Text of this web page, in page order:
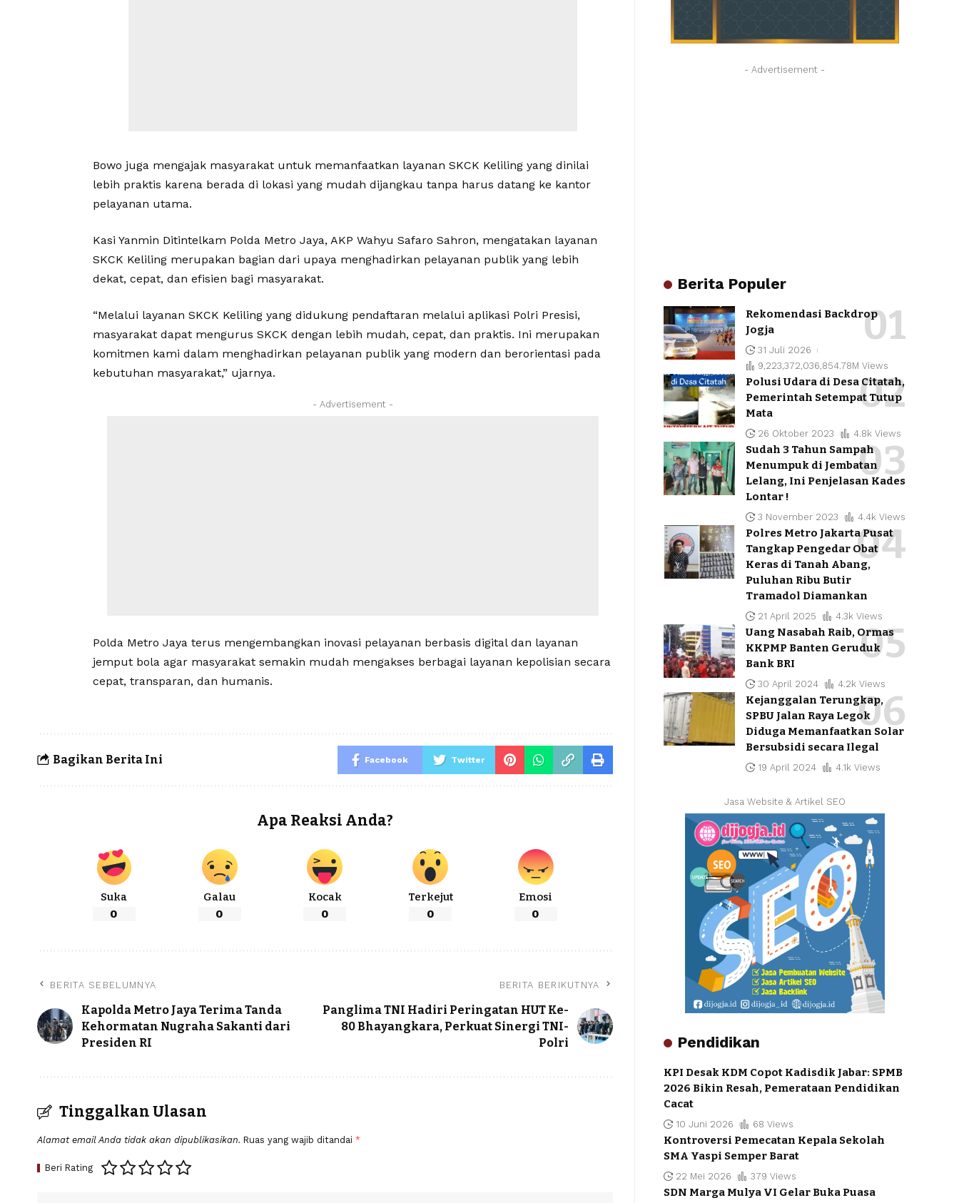
Bowo juga mengajak masyarakat untuk memanfaatkan layanan SKCK Keliling yang dinilai
lebih praktis karena berada di lokasi yang mudah dijangkau tanpa harus datang ke kantor
pelayanan utama.
Kasi Yanmin Ditintelkam Polda Metro Jaya, AKP Wahyu Safaro Sahron, mengatakan layanan
SKCK Keliling merupakan bagian dari upaya menghadirkan pelayanan publik yang lebih
dekat, cepat, dan efisien bagi masyarakat.
“Melalui layanan SKCK Keliling yang didukung pendaftaran melalui aplikasi Polri Presisi,
masyarakat dapat mengurus SKCK dengan lebih mudah, cepat, dan praktis. Ini merupakan
komitmen kami dalam menghadirkan pelayanan publik yang modern dan berorientasi pada
kebutuhan masyarakat,” ujarnya.
- Advertisement -
Polda Metro Jaya terus mengembangkan inovasi pelayanan berbasis digital dan layanan
jemput bola agar masyarakat semakin mudah mengakses berbagai layanan kepolisian secara
cepat, transparan, dan humanis.
Bagikan Berita Ini Facebook Twitter
Apa Reaksi Anda?
Suka
0
Galau
0
Kocak
0
Terkejut
0
Emosi
0
BERITA SEBELUMNYA
Kapolda Metro Jaya Terima Tanda
Kehormatan Nugraha Sakanti dari
Presiden RI
BERITA BERIKUTNYA
Panglima TNI Hadiri Peringatan HUT Ke-
80 Bhayangkara, Perkuat Sinergi TNI-
Polri
Tinggalkan Ulasan
Alamat email Anda tidak akan dipublikasikan. Ruas yang wajib ditandai *
Beri Rating
- Advertisement -
Berita Populer
Rekomendasi Backdrop
Jogja
31 Juli 2026
9,223,372,036,854.78M Views
Polusi Udara di Desa Citatah,
Pemerintah Setempat Tutup
Mata
26 Oktober 2023 4.8k Views
Sudah 3 Tahun Sampah
Menumpuk di Jembatan
Lelang, Ini Penjelasan Kades
Lontar !
3 November 2023 4.4k Views
Polres Metro Jakarta Pusat
Tangkap Pengedar Obat
Keras di Tanah Abang,
Puluhan Ribu Butir
Tramadol Diamankan
21 April 2025 4.3k Views
Uang Nasabah Raib, Ormas
KKPMP Banten Geruduk
Bank BRI
30 April 2024 4.2k Views
Kejanggalan Terungkap,
SPBU Jalan Raya Legok
Diduga Memanfaatkan Solar
Bersubsidi secara Ilegal
19 April 2024 4.1k Views
Jasa Website & Artikel SEO
Pendidikan
KPI Desak KDM Copot Kadisdik Jabar: SPMB
2026 Bikin Resah, Pemerataan Pendidikan
Cacat
10 Juni 2026 68 Views
Kontroversi Pemecatan Kepala Sekolah
SMA Yaspi Semper Barat
22 Mei 2026 379 Views
SDN Marga Mulya VI Gelar Buka Puasa